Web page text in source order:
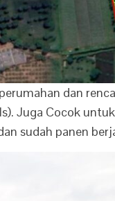
dan
Juga Cocok
sudah panen